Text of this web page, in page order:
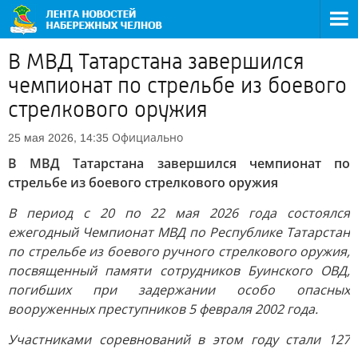
В МВД Татарстана завершился
чемпионат по стрельбе из боевого
стрелкового оружия
25 мая 2026, 14:35 Официально
В МВД Татарстана завершился чемпионат по
стрельбе из боевого стрелкового оружия
В период с 20 по 22 мая 2026 года состоялся
ежегодный Чемпионат МВД по Республике Татарстан
по стрельбе из боевого ручного стрелкового оружия,
посвященный памяти сотрудников Буинского ОВД,
погибших при задержании особо опасных
вооруженных преступников 5 февраля 2002 года.
Участниками соревнований в этом году стали 127